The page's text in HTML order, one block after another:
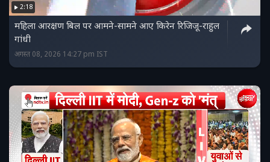
2:18
महिला आरक्षण बिल पर आमने-सामने आए किरेन रिजिजू-राहुल
गांधी
अगस्त 08, 2026 14:27 pm IST